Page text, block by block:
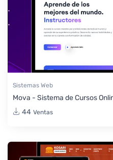
Sistemas Web
Mova - Sistema de Cursos
44 Ventas